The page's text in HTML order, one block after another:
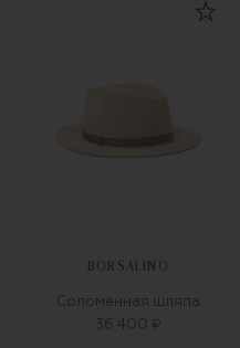
BORSALINO
Соломенная шляпа
36 400 ₽